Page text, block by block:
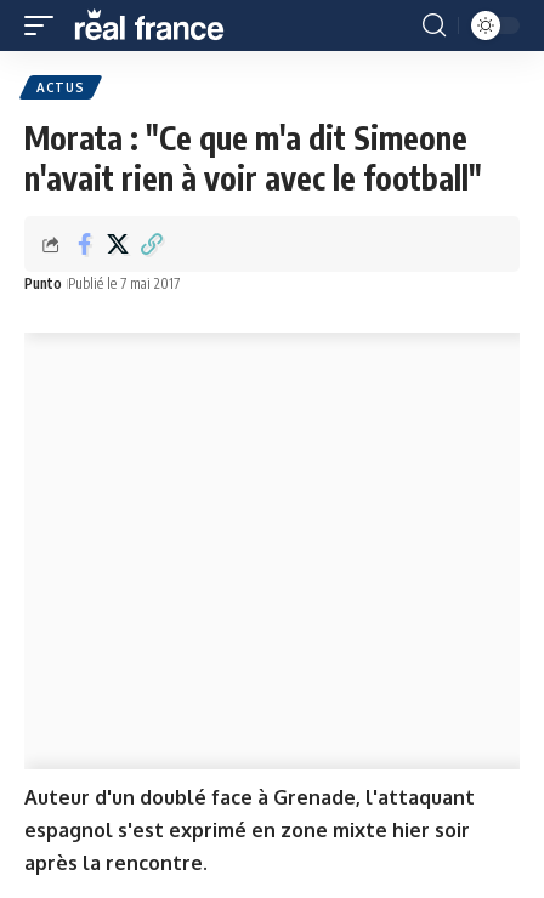
ACTUS
Morata : "Ce que m'a dit Simeone
n'avait rien à voir avec le football"
Punto Publié le 7 mai 2017
Auteur d'un doublé face à Grenade, l'attaquant
espagnol s'est exprimé en zone mixte hier soir
après la rencontre.